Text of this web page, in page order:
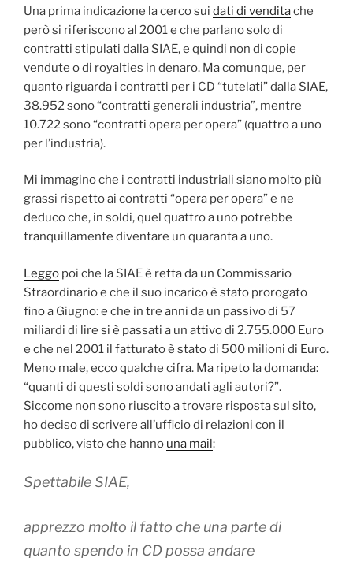
Una prima indicazione la cerco sui dati di venditache
però si riferiscono al 2001 e che parlano solo di
contratti stipulati dalla SIAE, e quindi non di copie
vendute o di royalties in denaro. Ma comunque, per
quanto riguarda i contratti per i CD “tutelati” dalla SIAE,
38.952 sono “contratti generali industria”, mentre
10.722 sono “contratti opera per opera” (quattro a uno
per l’industria).
Mi immagino che i contratti industriali siano molto più
grassi rispetto ai contratti “opera per opera” e ne
deduco che, in soldi, quel quattro a uno potrebbe
tranquillamente diventare un quaranta a uno.
Leggo poi che la SIAE è retta da un Commissario
Straordinario e che il suo incarico è stato prorogato
fino a Giugno: e che in tre anni da un passivo di 57
miliardi di lire si è passati a un attivo di 2.755.000 Euro
e che nel 2001 il fatturato è stato di 500 milioni di Euro.
Meno male, ecco qualche cifra. Ma ripeto la domanda:
“quanti di questi soldi sono andati agli autori?”.
Siccome non sono riuscito a trovare risposta sul sito,
ho deciso di scrivere all’ufficio di relazioni con il
pubblico, visto che hanno una mail:
Spettabile SIAE,
apprezzo molto il fatto che una parte di
quanto spendo in CD possa andare